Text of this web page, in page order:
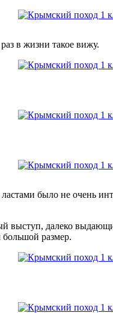
в жизни такое вижу.
было не очень
выступ, далеко
размер.